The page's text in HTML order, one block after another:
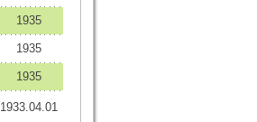
1935
1935
1935
1933.04.01